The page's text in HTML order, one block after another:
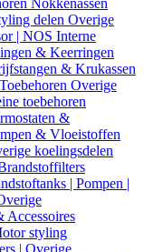
Nokkenassen
delen Overige
| NOS Interne
& Keerringen
& Krukassen
Overige
toebehoren
&
& Vloeistoffen
koelingsdelen
| Pompen |
Accessoires
styling
| Overige